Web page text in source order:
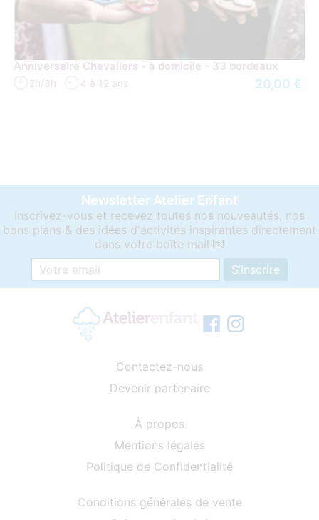
Anniversaire Chevaliers - à domicile - 33 bordeaux
2h/3h 4 à 12 ans 20,00 €
Newsletter Atelier Enfant
Inscrivez-vous et recevez toutes nos nouveautés, nos
bons plans & des idées d'activités inspirantes directement
dans votre boîte mail 💌
Contactez-nous
Devenir partenaire
À propos
Mentions légales
Politique de Confidentialité
Conditions générales de vente